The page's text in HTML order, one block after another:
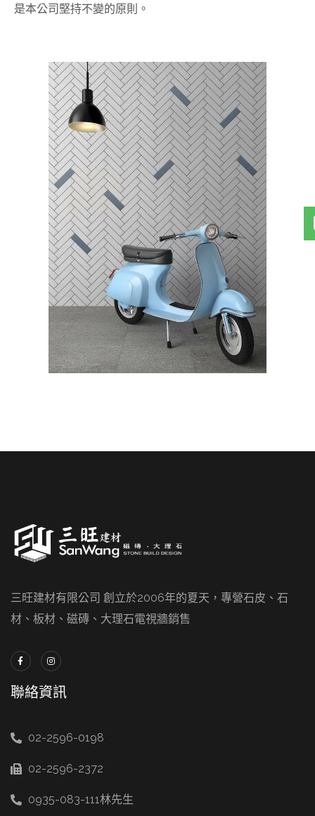
是本公司堅持不變的原則。
三旺建材有限公司 創立於2006年的夏天，專營石皮、石
材、板材、磁磚、大理石電視牆銷售
聯絡資訊
02-2596-0198
02-2596-2372
0935-083-111林先生